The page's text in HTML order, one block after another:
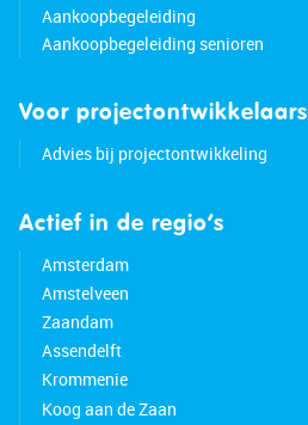
Aankoopbegeleiding
Aankoopbegeleiding senioren
Voor projectontwikkelaars
Advies bij projectontwikkeling
Actief in de regio’s
Amsterdam
Amstelveen
Zaandam
Assendelft
Krommenie
Koog aan de Zaan